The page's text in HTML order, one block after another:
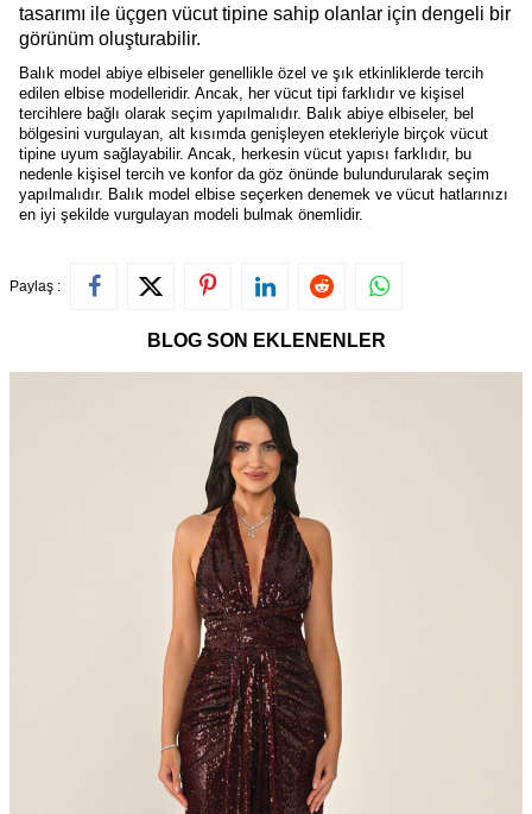
tasarımı ile üçgen vücut tipine sahip olanlar için dengeli bir
görünüm oluşturabilir.
Balık model abiye elbiseler genellikle özel ve şık etkinliklerde tercih
edilen elbise modelleridir. Ancak, her vücut tipi farklıdır ve kişisel
tercihlere bağlı olarak seçim yapılmalıdır. Balık abiye elbiseler, bel
bölgesini vurgulayan, alt kısımda genişleyen etekleriyle birçok vücut
tipine uyum sağlayabilir. Ancak, herkesin vücut yapısı farklıdır, bu
nedenle kişisel tercih ve konfor da göz önünde bulundurularak seçim
yapılmalıdır. Balık model elbise seçerken denemek ve vücut hatlarınızı
en iyi şekilde vurgulayan modeli bulmak önemlidir.
Paylaş :
BLOG SON EKLENENLER